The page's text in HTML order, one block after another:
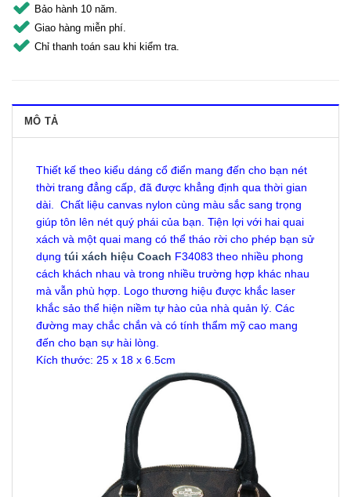
Bảo hành 10 năm.
Giao hàng miễn phí.
Chỉ thanh toán sau khi kiểm tra.
MÔ TẢ
Thiết kế theo kiểu dáng cổ điển mang đến cho bạn nét
thời trang đẳng cấp, đã được khẳng định qua thời gian
dài. Chất liệu canvas nylon cùng màu sắc sang trọng
giúp tôn lên nét quý phái của bạn. Tiện lợi với hai quai
xách và một quai mang có thể tháo rời cho phép bạn sử
dụng túi xách hiệu Coach F34083 theo nhiều phong
cách khách nhau và trong nhiều trường hợp khác nhau
mà vẫn phù hợp. Logo thương hiệu được khắc laser
khắc sảo thể hiện niềm tự hào của nhà quản lý. Các
đường may chắc chắn và có tính thẩm mỹ cao mang
đến cho bạn sự hài lòng.
Kích thước: 25 x 18 x 6.5cm